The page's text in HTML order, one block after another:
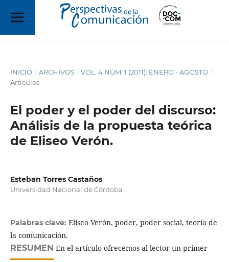
INICIO / ARCHIVOS / VOL. 4 NÚM. 1 (2011): ENERO - AGOSTO /
Artículos
El poder y el poder del discurso:
Análisis de la propuesta teórica
de Eliseo Verón.
Esteban Torres Castaños
Universidad Nacional de Córdoba
Palabras clave: Eliseo Verón, poder, poder social, teoría de
la comunicación.
RESUMEN En el artículo ofrecemos al lector un primer